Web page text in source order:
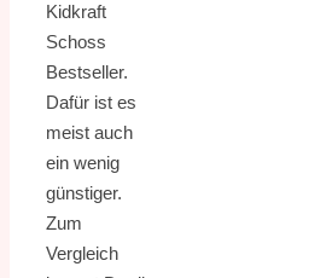
Kidkraft
Schoss
Bestseller.
Dafür ist es
meist auch
ein wenig
günstiger.
Zum
Vergleich